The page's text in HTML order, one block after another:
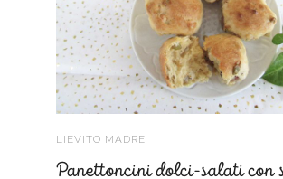
LIEVITO MADRE
Panettoncini dolci-salati con